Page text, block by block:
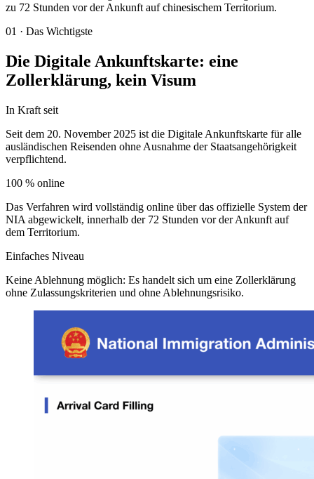
zu 72 Stunden vor der Ankunft auf chinesischem Territorium.
01 · Das Wichtigste
Die Digitale Ankunftskarte: eine
Zollerklärung, kein Visum
In Kraft seit
Seit dem 20. November 2025 ist die Digitale Ankunftskarte für alle
ausländischen Reisenden ohne Ausnahme der Staatsangehörigkeit
verpflichtend.
100 % online
Das Verfahren wird vollständig online über das offizielle System der
NIA abgewickelt, innerhalb der 72 Stunden vor der Ankunft auf
dem Territorium.
Einfaches Niveau
Keine Ablehnung möglich: Es handelt sich um eine Zollerklärung
ohne Zulassungskriterien und ohne Ablehnungsrisiko.